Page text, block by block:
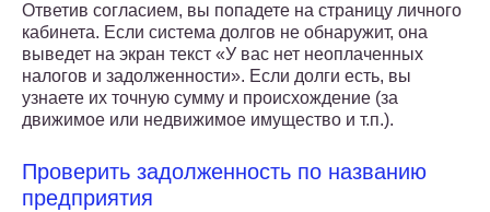
Ответив согласием, вы попадете на страницу личного
кабинета. Если система долгов не обнаружит, она
выведет на экран текст «У вас нет неоплаченных
налогов и задолженности». Если долги есть, вы
узнаете их точную сумму и происхождение (за
движимое или недвижимое имущество и т.п.).
Проверить задолженность по названию
предприятия